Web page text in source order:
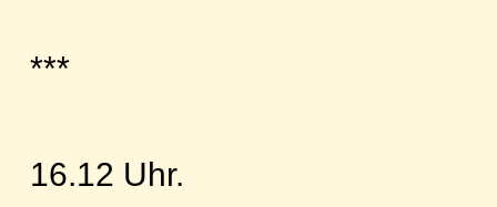
***
16.12 Uhr.